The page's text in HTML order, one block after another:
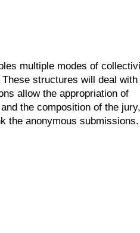
multiple modes of
structures will deal with
allow the appropriation of
the composition of the
the anonymous submissions.